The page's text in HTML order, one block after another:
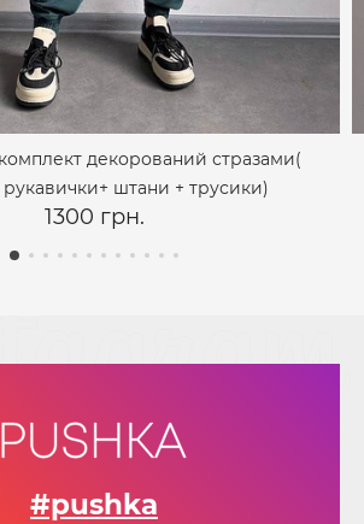
декорований стразами(
штани + трусики)
1300 грн.
#pushka